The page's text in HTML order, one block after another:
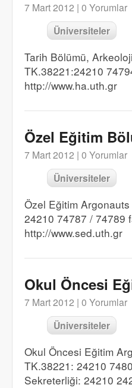
7 Mart 2012 | 0 Yorumlar
Üniversiteler
Tarih Bölümü,
TK.38221:24210
http://www.ha.uth.gr
Özel Eğitim
7 Mart 2012 | 0 Yorumlar
Üniversiteler
Özel Eğitim
24210 74787 / 74789
http://www.sed.uth.gr
Okul Öncesi
7 Mart 2012 | 0 Yorumlar
Üniversiteler
Okul Öncesi Eğitim
TK.38221: 24210
Sekreterliği: 24210